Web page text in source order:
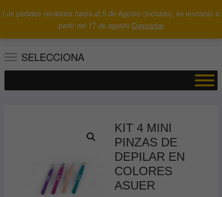
Los pedidos recibidos hasta el 5 de Agosto (incluido), se enviarán a
partir del 17 de agosto Descartar
al
Buscar
0 Total
SELECCIONA
KIT 4 MINI
PINZAS DE
DEPILAR EN
COLORES
ASUER